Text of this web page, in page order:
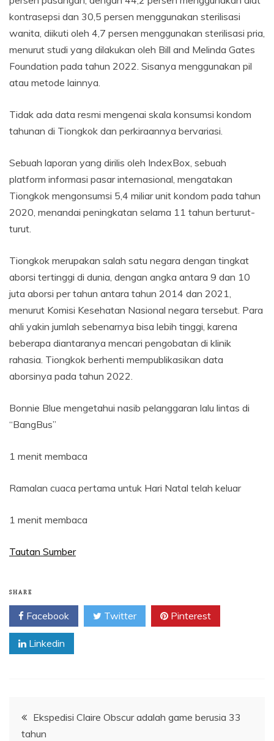
kontrasepsi dan 30,5 persen menggunakan sterilisasi
wanita, diikuti oleh 4,7 persen menggunakan sterilisasi pria,
menurut studi yang dilakukan oleh Bill and Melinda Gates
Foundation pada tahun 2022. Sisanya menggunakan pil
atau metode lainnya.
Tidak ada data resmi mengenai skala konsumsi kondom
tahunan di Tiongkok dan perkiraannya bervariasi.
Sebuah laporan yang dirilis oleh IndexBox, sebuah
platform informasi pasar internasional, mengatakan
Tiongkok mengonsumsi 5,4 miliar unit kondom pada tahun
2020, menandai peningkatan selama 11 tahun berturut-
turut.
Tiongkok merupakan salah satu negara dengan tingkat
aborsi tertinggi di dunia, dengan angka antara 9 dan 10
juta aborsi per tahun antara tahun 2014 dan 2021,
menurut Komisi Kesehatan Nasional negara tersebut. Para
ahli yakin jumlah sebenarnya bisa lebih tinggi, karena
beberapa diantaranya mencari pengobatan di klinik
rahasia. Tiongkok berhenti mempublikasikan data
aborsinya pada tahun 2022.
Bonnie Blue mengetahui nasib pelanggaran lalu lintas di
“BangBus”
1 menit membaca
Ramalan cuaca pertama untuk Hari Natal telah keluar
1 menit membaca
Tautan Sumber
SHARE
Facebook Twitter Pinterest
Linkedin
Navigasi
Ekspedisi Claire Obscur adalah game berusia 33
tahun